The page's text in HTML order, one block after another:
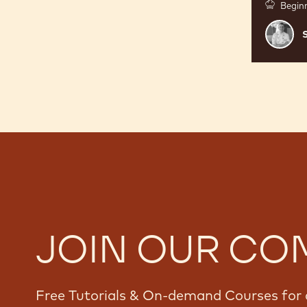
Samuel
Müller
JOIN OUR
Free Tutorials & On-demand Courses for